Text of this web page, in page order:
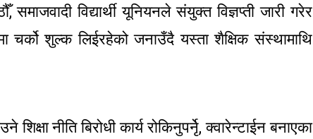
विद्यार्थी यूनियनले संयुक्त विज्ञप्ती जारी गरेर
चर्को शुल्क लिईरहेको जनाउँदै यस्ता शैक्षिक संस्थामाथि
नीति बिरोधी कार्य रोकिनुपर्नेृ, क्वारेन्टाईन बनाएका